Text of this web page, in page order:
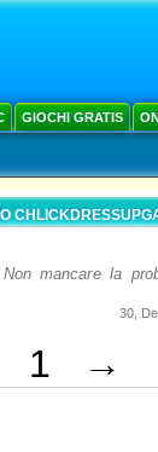
GIOCHI GRATIS
mancare la
30,
1 →